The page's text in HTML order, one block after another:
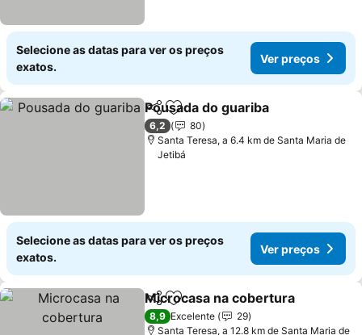
Selecione as datas para ver os preços
exatos.
Ver preços
PartilharAdicionar aos favoritos
Pousada do guariba
6,2
80
Santa Teresa, a 6.4 km de Santa Maria de
Jetibá
Selecione as datas para ver os preços
exatos.
Ver preços
PartilharAdicionar aos favoritos
Microcasa na cobertura
8,9 Excelente
29
Santa Teresa, a 12.8 km de Santa Maria de